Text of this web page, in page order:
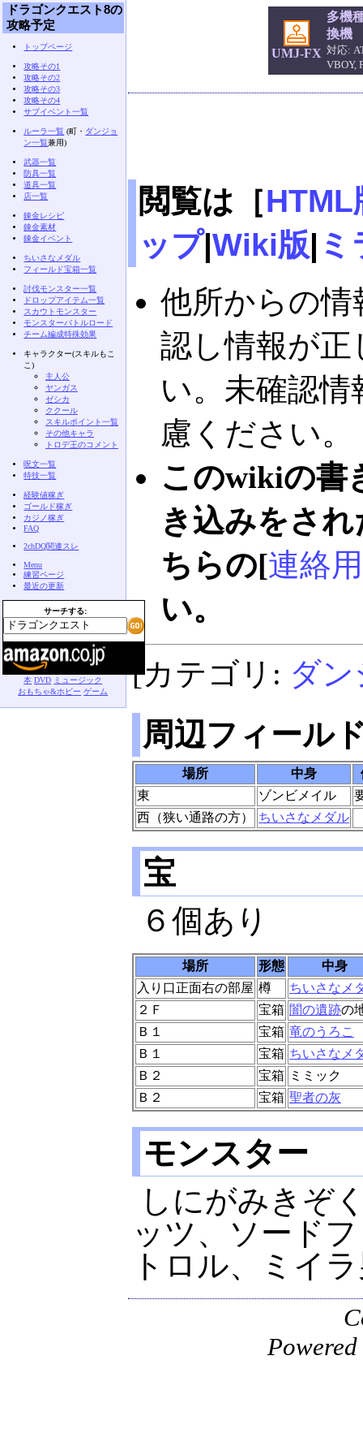
UMJ-FX
多機
換機
対応:
VBOY,
閲覧は［HTML
ップ|Wiki版| ミ
他所からの情
認し情報が
い。未確認
慮ください。
このwikiの書
き込みをさ
ちらの[連絡
い。
[カテゴリ: ダ
周辺フィール
場所 中身
東
ゾンビメイル
西（狭い通路の方）
ちいさなメダル
宝
６個あり
場所 形態
中身
入り口正面右の部屋 樽
ちいさなメ
２Ｆ
宝箱 闇の遺跡の
Ｂ１
宝箱 竜のうろこ
Ｂ１
宝箱 ちいさなメ
Ｂ２
宝箱
ミミック
Ｂ２
宝箱 聖者の灰
モンスター
しにがみきぞ
ッツ、ソード
トロル、ミイ
ドラゴンクエスト8の
攻略予定
トップページ
攻略その1
攻略その2
攻略その3
攻略その4
サブイベント一覧
ルーラ一覧 (町・ ダンジョ
ン一覧兼用)
武器一覧
防具一覧
道具一覧
店一覧
錬金レシピ
錬金素材
錬金イベント
ちいさなメダル
フィールド宝箱一覧
討伐モンスター一覧
ドロップアイテム一覧
スカウトモンスター
モンスターバトルロード
チーム編成特殊効果
キャラクター(スキルもこ
こ)
主人公
ヤンガス
ゼシカ
ククール
スキルポイント一覧
その他キャラ
トロデ王のコメント
呪文一覧
特技一覧
経験値稼ぎ
ゴールド稼ぎ
カジノ稼ぎ
FAQ
2chDQ関連スレ
Menu
練習ページ
最近の更新
サーチする:
本 DVD ミュージック
おもちゃ&ホビー ゲーム